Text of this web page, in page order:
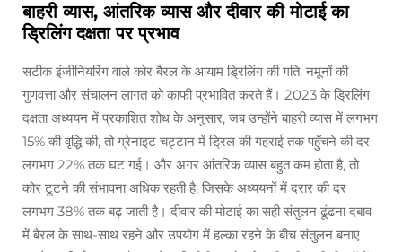
बाहरी व्यास, आंतरिक व्यास और दीवार की मोटाई का
ड्रिलिंग दक्षता पर प्रभाव
सटीक इंजीनियरिंग वाले कोर बैरल के आयाम ड्रिलिंग की गति, नमूनों की
गुणवत्ता और संचालन लागत को काफी प्रभावित करते हैं। 2023 के ड्रिलिंग
दक्षता अध्ययन में प्रकाशित शोध के अनुसार, जब उन्होंने बाहरी व्यास में लगभग
15% की वृद्धि की, तो ग्रेनाइट चट्टान में ड्रिल की गहराई तक पहुँचने की दर
लगभग 22% तक घट गई। और अगर आंतरिक व्यास बहुत कम होता है, तो
कोर टूटने की संभावना अधिक रहती है, जिसके अध्ययनों में दरार की दर
लगभग 38% तक बढ़ जाती है। दीवार की मोटाई का सही संतुलन ढूंढना दबाव
में बैरल के साथ-साथ रहने और उपयोग में हल्का रहने के बीच संतुलन बनाए